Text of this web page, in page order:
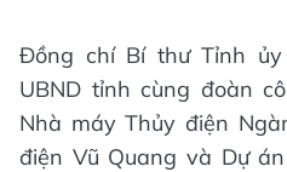
Đồng chí Bí thư Tỉnh
UBND tỉnh cùng đoàn
Nhà máy Thủy điện
điện Vũ Quang và Dự